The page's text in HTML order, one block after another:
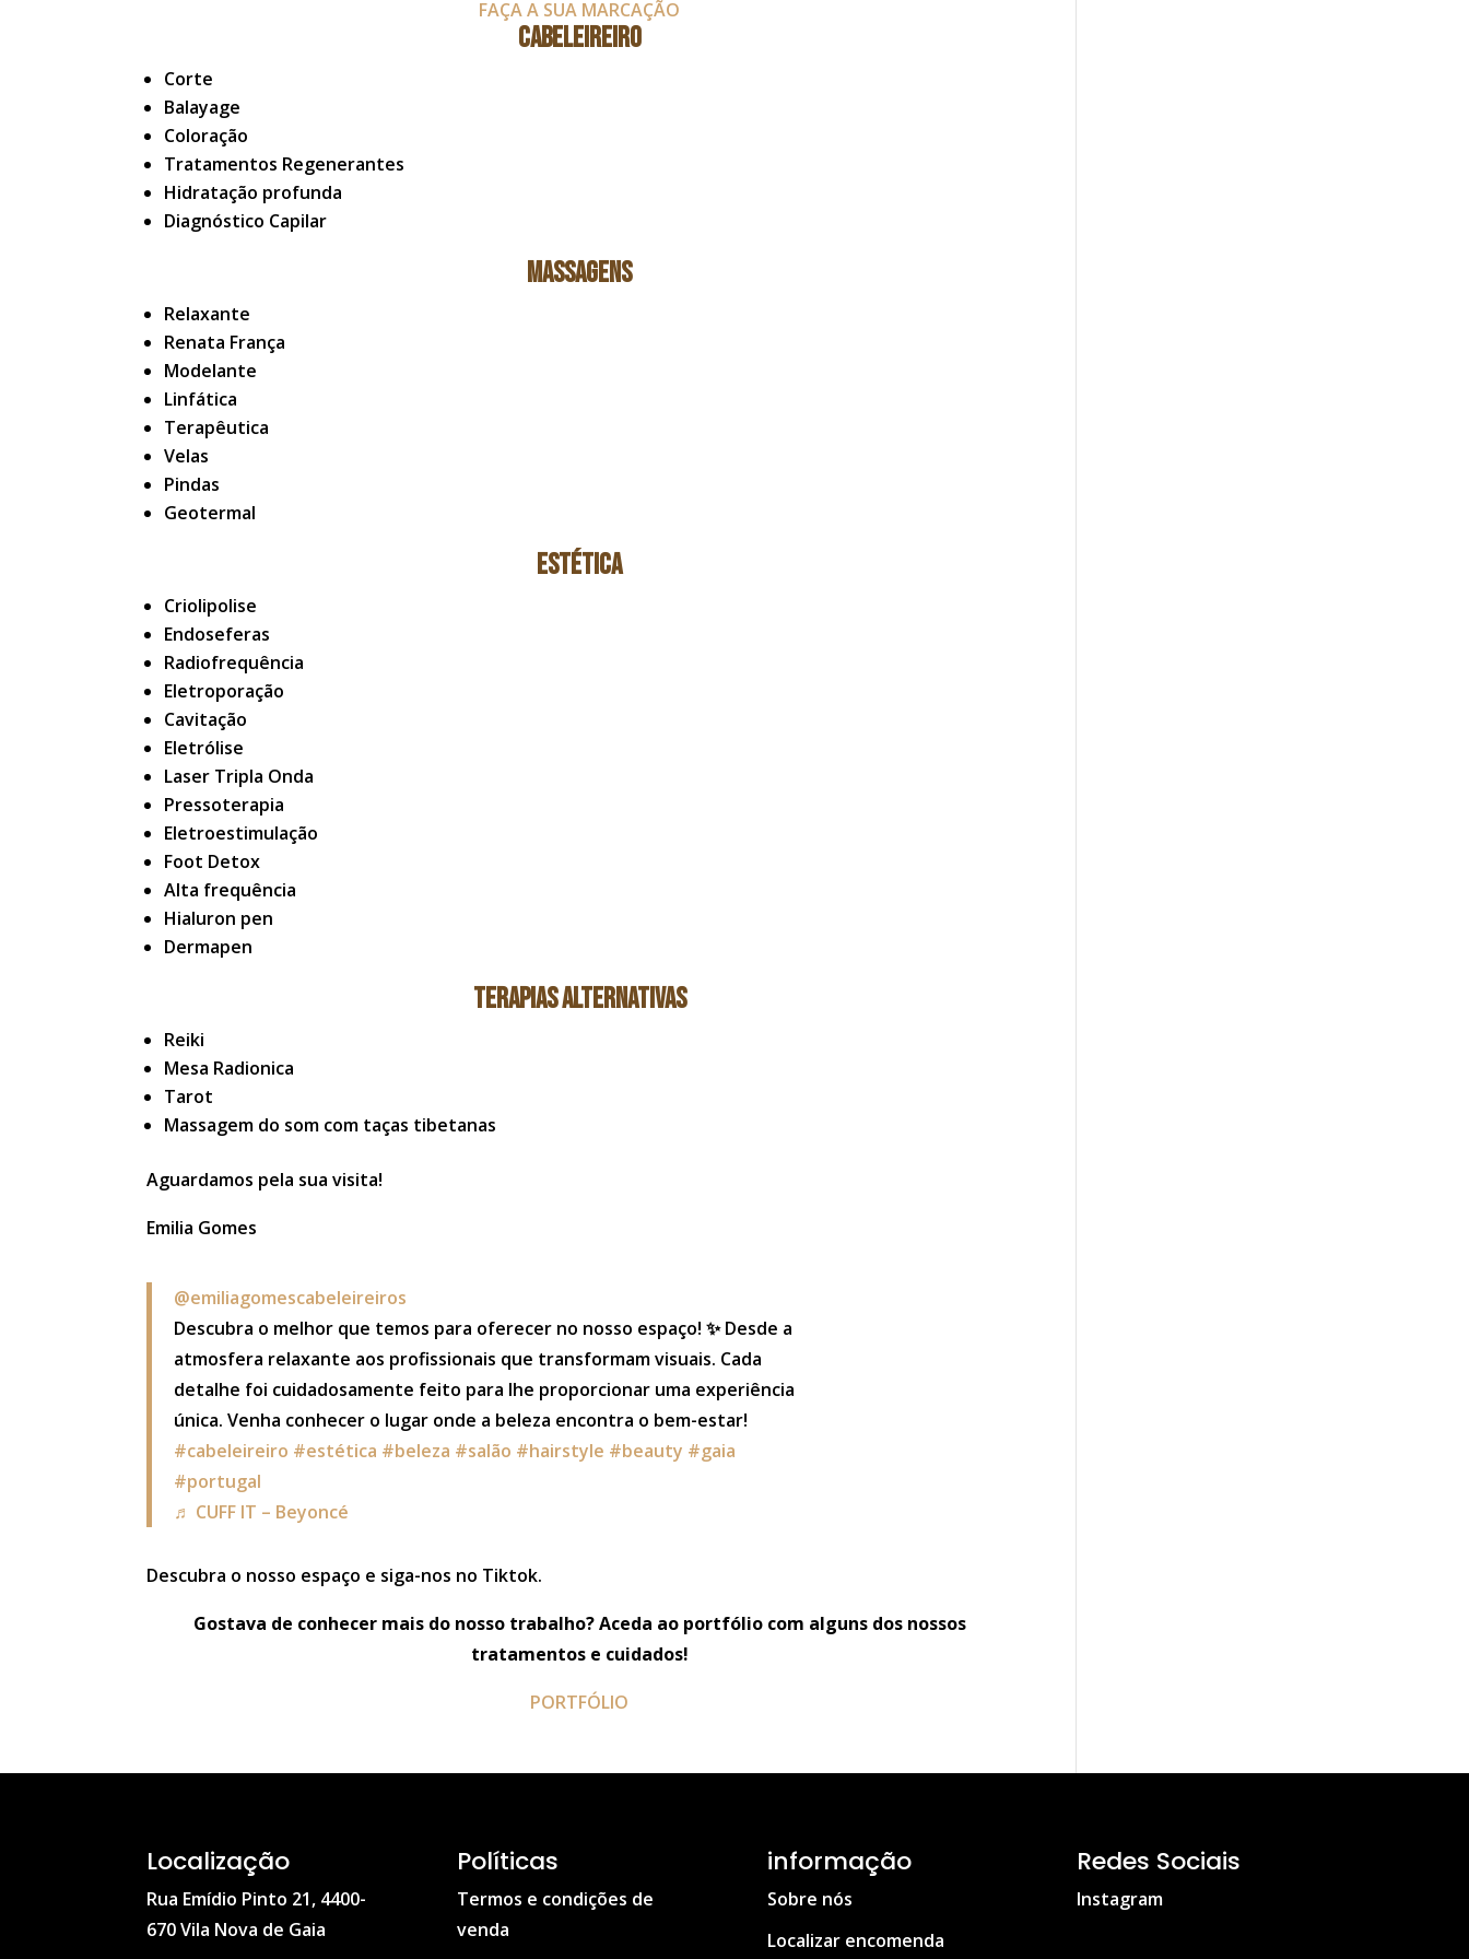
FAÇA A SUA MARCAÇÃO
CABELEIREIRO
Corte
Balayage
Coloração
Tratamentos Regenerantes
Hidratação profunda
Diagnóstico Capilar
MASSAGENS
Relaxante
Renata França
Modelante
Linfática
Terapêutica
Velas
Pindas
Geotermal
ESTÉTICA
Criolipolise
Endoseferas
Radiofrequência
Eletroporação
Cavitação
Eletrólise
Laser Tripla Onda
Pressoterapia
Eletroestimulação
Foot Detox
Alta frequência
Hialuron pen
Dermapen
TERAPIAS ALTERNATIVAS
Reiki
Mesa Radionica
Tarot
Massagem do som com taças tibetanas
Aguardamos pela sua visita!
Emilia Gomes
@emiliagomescabeleireiros
Descubra o melhor que temos para oferecer no nosso espaço! ✨ Desde a
atmosfera relaxante aos profissionais que transformam visuais. Cada
detalhe foi cuidadosamente feito para lhe proporcionar uma experiência
única. Venha conhecer o lugar onde a beleza encontra o bem-estar!
#cabeleireiro #estética #beleza #salão #hairstyle #beauty #gaia
#portugal
♬ CUFF IT – Beyoncé
Descubra o nosso espaço e siga-nos no Tiktok.
Gostava de conhecer mais do nosso trabalho? Aceda ao portfólio com alguns dos nossos
tratamentos e cuidados!
PORTFÓLIO
Localização
Rua Emídio Pinto 21, 4400-
670 Vila Nova de Gaia
Políticas
Termos e condições de
venda
informação
Sobre nós
Localizar encomenda
Redes Sociais
Instagram